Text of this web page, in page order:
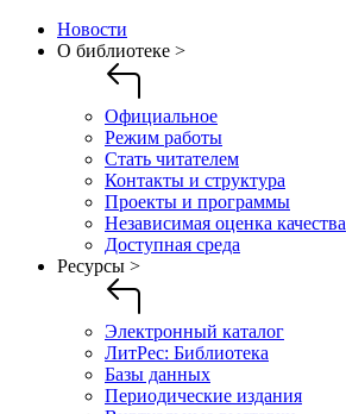
Новости
О библиотеке >
Официальное
Режим работы
Стать читателем
Контакты и структура
Проекты и программы
Независимая оценка качества
Доступная среда
Ресурсы >
Электронный каталог
ЛитРес: Библиотека
Базы данных
Периодические издания